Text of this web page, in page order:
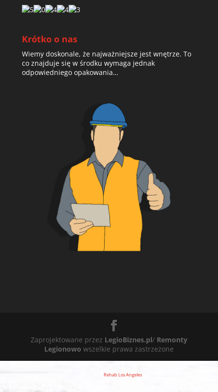
Krótko o nas
Wiemy doskonale, że najważniejsze jest wnętrze. To
co znajduje się w środku wymaga jednak
odpowiedniego opakowania…
Zaprojektowane przez LegioBiznes.pl/ Remonty
Legionowo wszelkie prawa zastrzeżone
Rehab Los Angeles